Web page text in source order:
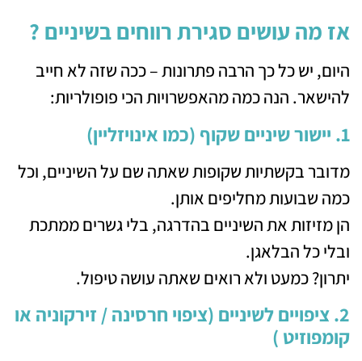
אז מה עושים סגירת רווחים בשיניים ?
היום, יש כל כך הרבה פתרונות – ככה שזה לא חייב
להישאר. הנה כמה מהאפשרויות הכי פופולריות:
1. יישור שיניים שקוף (כמו אינויזליין)
מדובר בקשתיות שקופות שאתה שם על השיניים, וכל
כמה שבועות מחליפים אותן.
הן מזיזות את השיניים בהדרגה, בלי גשרים ממתכת
ובלי כל הבלאגן.
יתרון? כמעט ולא רואים שאתה עושה טיפול.
2. ציפויים לשיניים (ציפוי חרסינה / זירקוניה או
קומפוזיט )